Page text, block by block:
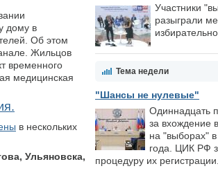
Участники
разыграли
Тема недели
"Шансы не нулевые"
Одиннадцать
за вхождение
на "выборах"
года. ЦИК РФ
процедуру их регистрации.
дому в
Об этом
Жильцов
временного
медицинская
в нескольких
Ульяновска,